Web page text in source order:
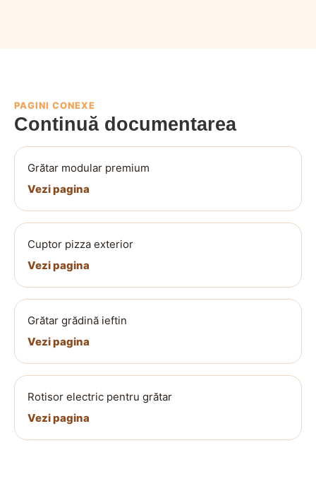
PAGINI CONEXE
Continuă documentarea
Grătar modular premium
Vezi pagina
Cuptor pizza exterior
Vezi pagina
Grătar grădină ieftin
Vezi pagina
Rotisor electric pentru grătar
Vezi pagina